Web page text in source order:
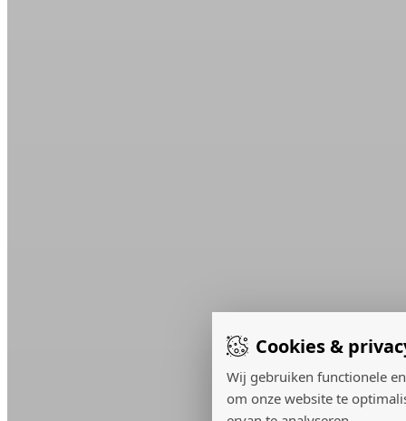
Cookies &
Wij gebruiken functionele
om onze website te